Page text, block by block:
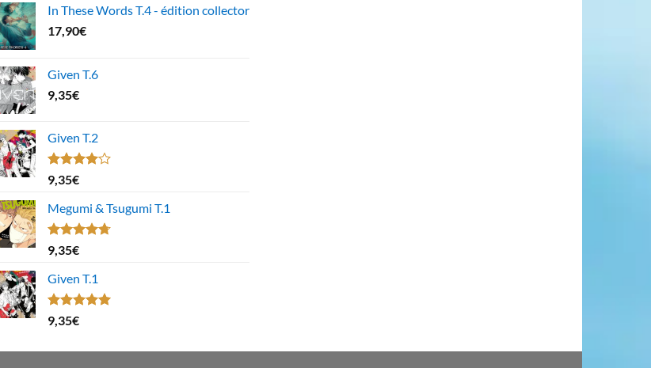
In These Words T.4 - édition collector
17,90€
Given T.6
9,35€
Given T.2
Note
4.00
5
9,35€
Megumi & Tsugumi T.1
Note4.67
sur 5
9,35€
Given T.1
Note5.00
sur 5
9,35€